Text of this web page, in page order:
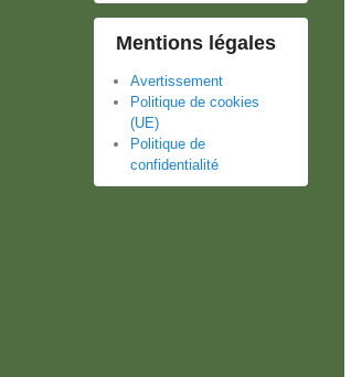
Mentions légales
Avertissement
Politique de cookies
(UE)
Politique de
confidentialité